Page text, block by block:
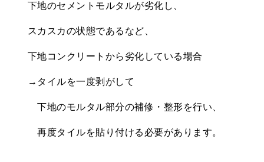
下地のセメントモルタルが劣化し、
スカスカの状態であるなど、
下地コンクリートから劣化している場合
→タイルを一度剥がして
下地のモルタル部分の補修・整形を行い、
再度タイルを貼り付ける必要があります。